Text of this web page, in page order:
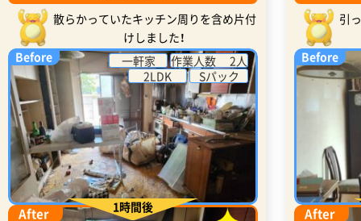
散らかっていたキッチン周りを含め片付
けしました！
Before
一軒家
作業人数 2人
2LDK
Sパック
After 1時間後
引
Before
After